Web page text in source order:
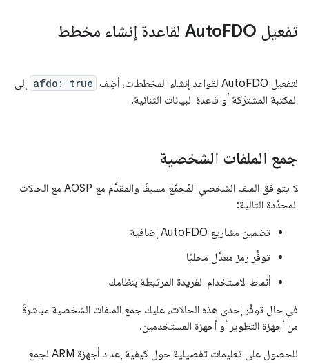
تفعيل Auto FDO لقاعدة إنشاء مخطط
لتفعيل AutoFDO لقواعد إنشاء المخططات، أضِف afdo: true إلى
المكتبة المشترَكة أو قاعدة البيانات الثنائية.
جمع الملفات الشخصية
لا يتوافق الملف الشخصي المُجمَّع مسبقًا والمقدَّم مع AOSP مع الحالات
المحدّدة التالية:
تضمين مشاريع AutoFDO إضافية
توفُّر رمز معدَّل محليًا
أنماط الاستخدام الفريدة المرتبطة بنظامك
في حال توفّر إحدى هذه الحالات، عليك جمع الملفات الشخصية مباشرةً
من أجهزة التطوير أو أجهزة المستخدمين.
للحصول على تعليمات تفصيلية حول كيفية إعداد أجهزة ARM لجمع